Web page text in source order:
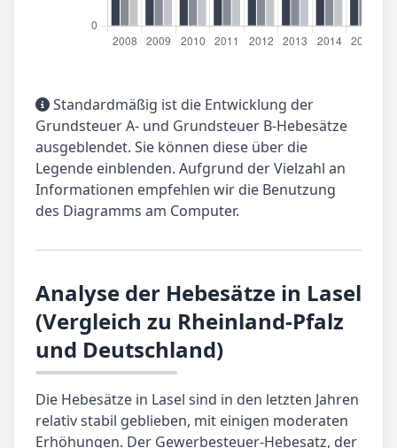
Standardmäßig ist die Entwicklung der
Grundsteuer A- und Grundsteuer B-Hebesätze
ausgeblendet. Sie können diese über die
Legende einblenden. Aufgrund der Vielzahl an
Informationen empfehlen wir die Benutzung
des Diagramms am Computer.
Analyse der Hebesätze in Lasel
(Vergleich zu Rheinland-Pfalz
und Deutschland)
Die Hebesätze in Lasel sind in den letzten Jahren
relativ stabil geblieben, mit einigen moderaten
Erhöhungen. Der Gewerbesteuer-Hebesatz, der